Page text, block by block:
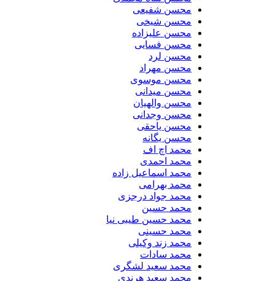
محسن شفیعی
محسن شیخی
محسن علیزاده
محسن فسایی
محسن لرد
محسن مهراد
محسن موسوی
محسن میدانی
محسن والهیان
محسن وجدانی
محسن یاحقی
محسن یگانه
محمد اچ اف
محمد احمدی
محمد اسماعیل زاده
محمد بهرامی
محمد جواد درجزی
محمد حسین
محمد حسین طیبی نیا
محمد حسینی
محمد زند وکیلی
محمد سادات
محمد سعید لشگری
محمد سعید هرندی